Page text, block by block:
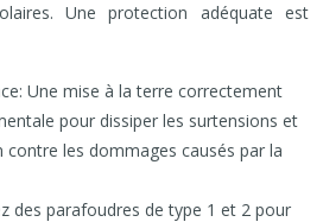
Une protection adéquate est
Une mise à la terre correctement
pour dissiper les surtensions et
contre les dommages causés par la
des parafoudres de type 1 et 2 pour